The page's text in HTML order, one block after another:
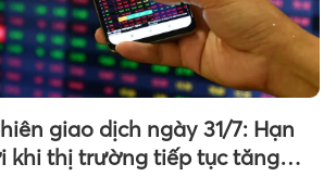
giao dịch ngày 31/7: Hạn
khi thị trường tiếp tục tăng